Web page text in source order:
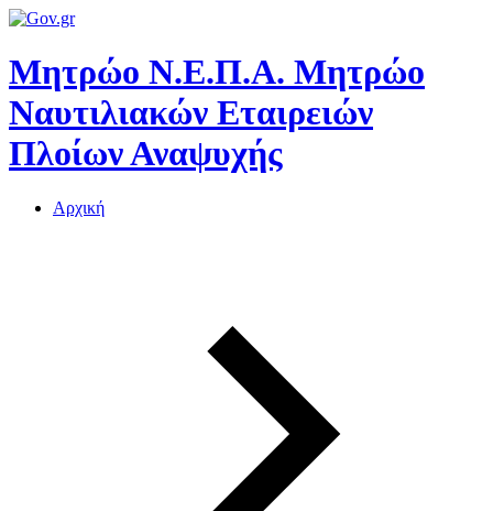
Μητρώο Ν.Ε.Π.Α. Μητρώο
Ναυτιλιακών Εταιρειών
Πλοίων Αναψυχής
Αρχική